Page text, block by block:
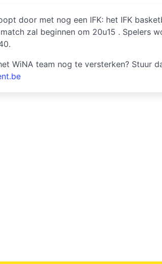
door met nog een IFK: het IFK
zal beginnen om 20u15 . Spelers
WiNA team nog te versterken? Stuur